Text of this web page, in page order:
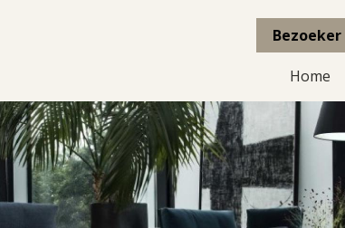
Bezoeker
Home